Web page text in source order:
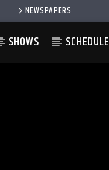
NEWSPAPERS
SHOWS SCHEDULE